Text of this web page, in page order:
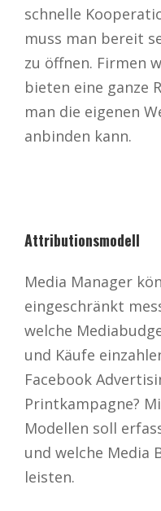
schnelle
muss man bereit
zu öffnen. Firmen
bieten eine ganze
man die eigenen
anbinden kann.
Attributionsmodell
Media Manager
eingeschränkt
welche
und Käufe
Facebook
Printkampagne?
Modellen soll
und welche Media
leisten.